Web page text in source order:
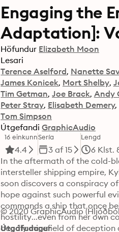
Engaging the
Adaptation]:
Höfundur Elizabeth Moon
Lesari
Terence Aselford Nanette
James Konicek Mort Shelby
Tim Getman Joe Brack Andy
Peter Stray Elisabeth Demery
Tom Simpson
Útgefandi GraphicAudio
16 einkunn
4.4
Sería
3 af 15
Lengd
6 Klst.
In the aftermath of the cold-
intersteller shipping empire,
soon discovers a conspiracy
hope against such powerful
commands a ship that once
hostility...even from her own
deadly minefield of deception
© 2020 GraphicAudio
Útgáfudagur